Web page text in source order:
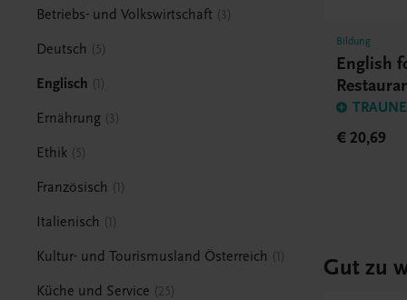
Betriebs- und Volkswirtschaft 3
Deutsch 5
Englisch 1
Ernährung 3
Ethik 5
Französisch 1
Italienisch 1
Kultur- und Tourismusland Österreich 1
Küche und Service 25
Bildung
English
€ 20,69
Gut zu